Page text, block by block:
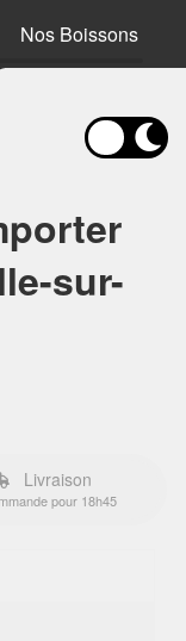
Nos Boissons
sur-
Livraison
pour 18h45